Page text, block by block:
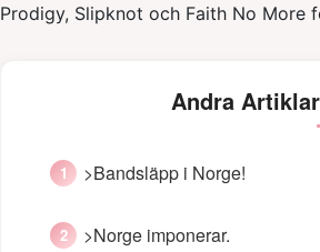
Prodigy, Slipknot och Faith No More
Andra
>Bandsläpp i Norge!
>Norge imponerar.